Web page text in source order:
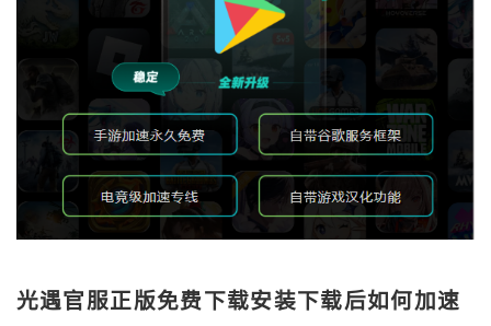
光遇官服正版免费下载安装下载后如何加速